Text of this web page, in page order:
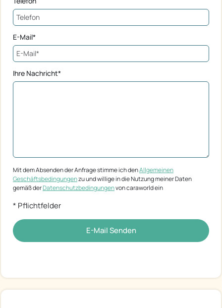
E-Mail*
Ihre Nachricht*
Mit dem Absenden der Anfrage stimme ich denAllgemeinen
Geschäftsbedingungenzu und willige in die Nutzung meiner Daten
gemäß derDatenschutzbedingungenvon caraworld ein
* Pflichtfelder
E-Mail Senden